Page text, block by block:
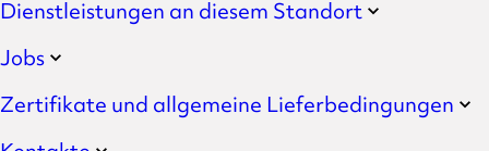
Dienstleistungen an diesem Standort
Jobs
Zertifikate und allgemeine Lieferbedingungen